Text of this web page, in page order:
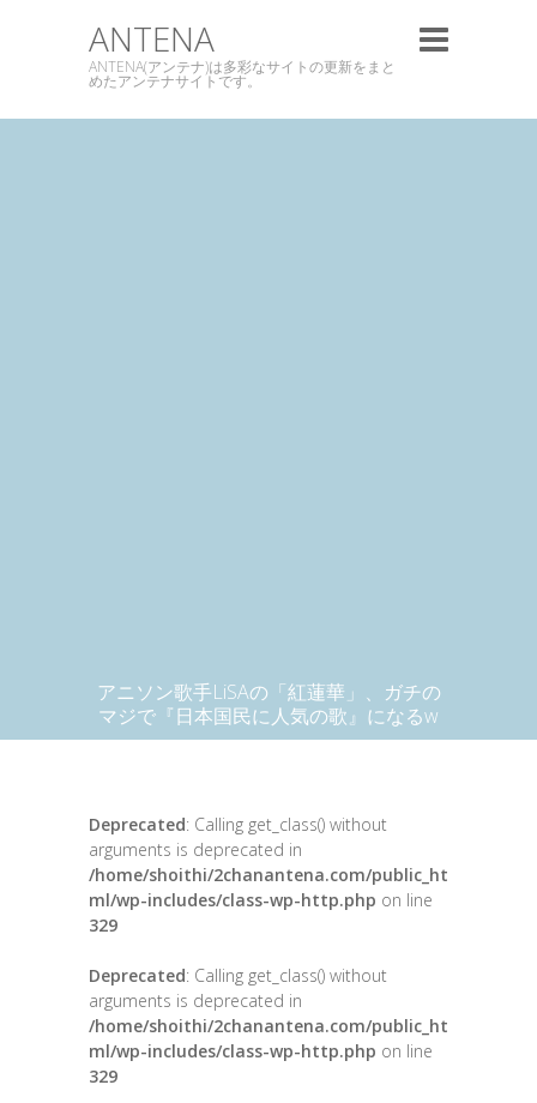
ANTENA
ANTENA(アンテナ)は多彩なサイトの更新をまと
めたアンテナサイトです。
アニソン歌手LiSAの「紅蓮華」、ガチの
マジで『日本国民に人気の歌』になるw
Deprecated: Calling get_class() without
arguments is deprecated in
/home/shoithi/2chanantena.com/public_ht
ml/wp-includes/class-wp-http.php on line
329
Deprecated: Calling get_class() without
arguments is deprecated in
/home/shoithi/2chanantena.com/public_ht
ml/wp-includes/class-wp-http.php on line
329